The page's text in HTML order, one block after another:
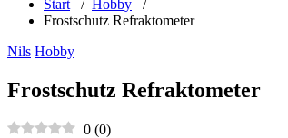
Start / Hobby /
Frostschutz Refraktometer
Nils Hobby
Frostschutz Refraktometer
0 (0)